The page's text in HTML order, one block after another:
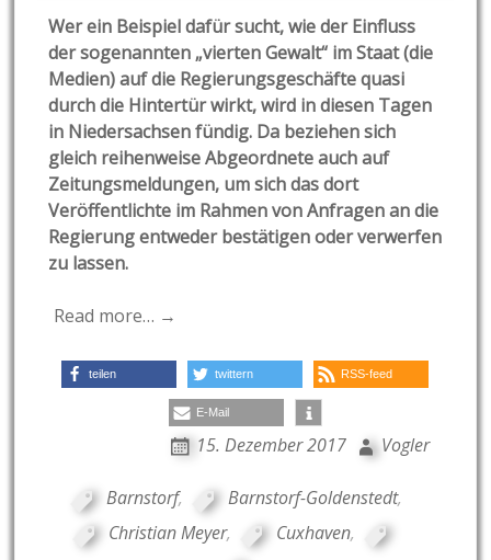
Wer ein Beispiel dafür sucht, wie der Einfluss
der sogenannten „vierten Gewalt“ im Staat (die
Medien) auf die Regierungsgeschäfte quasi
durch die Hintertür wirkt, wird in diesen Tagen
in Niedersachsen fündig. Da beziehen sich
gleich reihenweise Abgeordnete auch auf
Zeitungsmeldungen, um sich das dort
Veröffentlichte im Rahmen von Anfragen an die
Regierung entweder bestätigen oder verwerfen
zu lassen.
Read more… →
teilen twittern RSS-feed
E-Mail
15. Dezember 2017 Vogler
Barnstorf, Barnstorf-Goldenstedt,
Christian Meyer, Cuxhaven,